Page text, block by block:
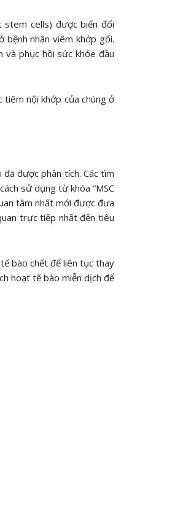
stem cells) được biến đổi
bệnh nhân viêm khớp gối.
và phục hồi sức khỏe đầu
tiêm nội khớp của chúng ở
được phân tích. Các tìm
sử dụng từ khóa “MSC
tâm nhất mới được đưa
trực tiếp nhất đến tiêu
bào chết để liên tục thay
hoạt tế bào miễn dịch để